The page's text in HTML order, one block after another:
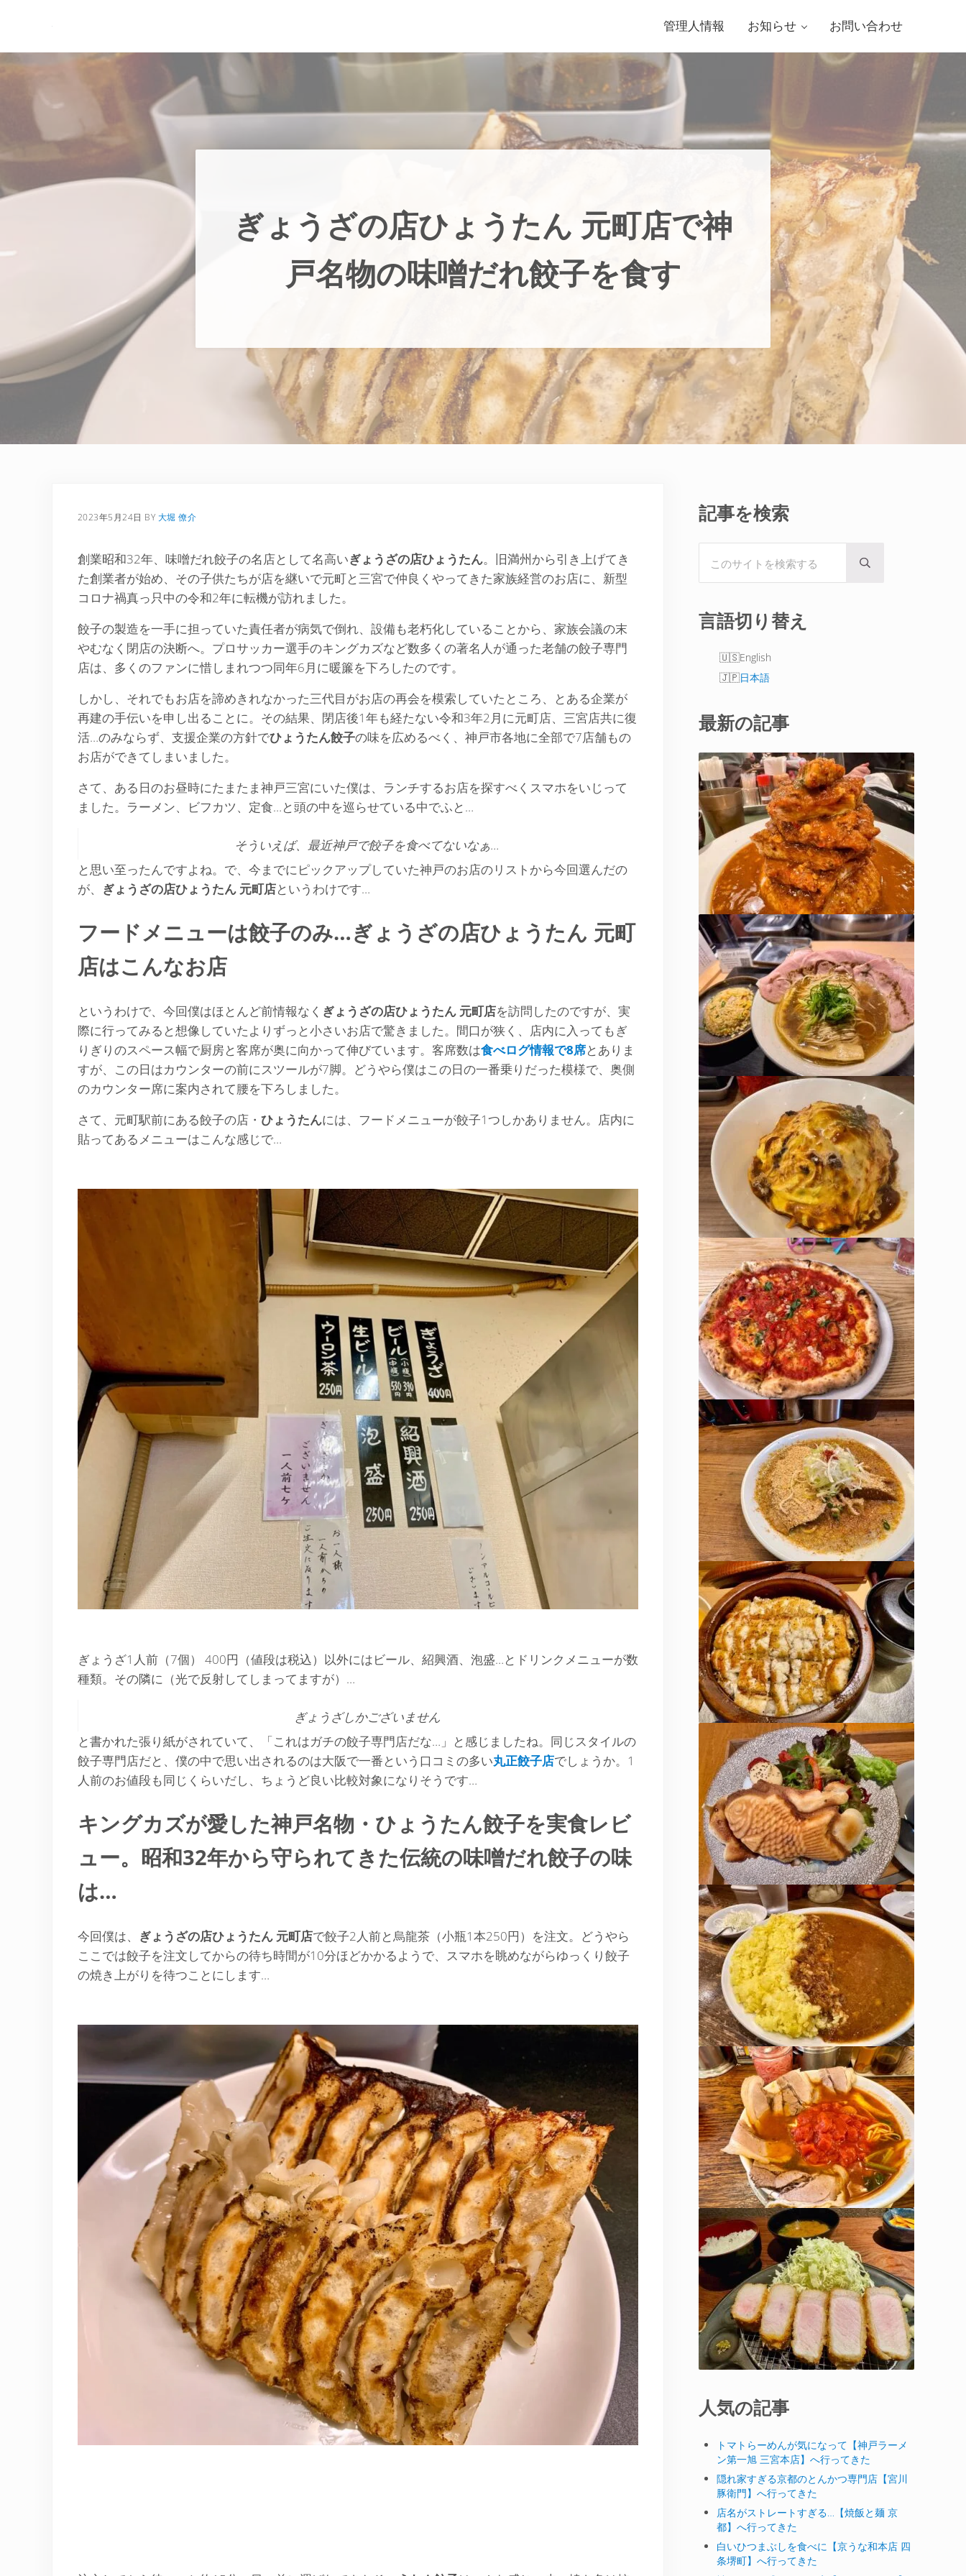
管理人情報 お知らせ お問い合わせ
ぎょうざの店ひょうたん 元町店で神
戸名物の味噌だれ餃子を食す
2023年5月24日 BY 大堀 僚介
創業昭和32年、味噌だれ餃子の名店として名高いぎょうざの店ひょうたん。旧満州から引き上げてき
た創業者が始め、その子供たちが店を継いで元町と三宮で仲良くやってきた家族経営のお店に、新型
コロナ禍真っ只中の令和2年に転機が訪れました。
餃子の製造を一手に担っていた責任者が病気で倒れ、設備も老朽化していることから、家族会議の末
やむなく閉店の決断へ。プロサッカー選手のキングカズなど数多くの著名人が通った老舗の餃子専門
店は、多くのファンに惜しまれつつ同年6月に暖簾を下ろしたのです。
しかし、それでもお店を諦めきれなかった三代目がお店の再会を模索していたところ、とある企業が
再建の手伝いを申し出ることに。その結果、閉店後1年も経たない令和3年2月に元町店、三宮店共に復
活…のみならず、支援企業の方針でひょうたん餃子の味を広めるべく、神戸市各地に全部で7店舗もの
お店ができてしまいました。
さて、ある日のお昼時にたまたま神戸三宮にいた僕は、ランチするお店を探すべくスマホをいじって
ました。ラーメン、ビフカツ、定食…と頭の中を巡らせている中でふと…
そういえば、最近神戸で餃子を食べてないなぁ…
と思い至ったんですよね。で、今までにピックアップしていた神戸のお店のリストから今回選んだの
が、 ぎょうざの店ひょうたん 元町店というわけです…
フードメニューは餃子のみ…ぎょうざの店ひょうたん 元町
店はこんなお店
というわけで、今回僕はほとんど前情報なく ぎょうざの店ひょうたん 元町店を訪問したのですが、実
際に行ってみると想像していたよりずっと小さいお店で驚きました。間口が狭く、店内に入ってもぎ
りぎりのスペース幅で厨房と客席が奥に向かって伸びています。客席数は食べログ情報で8席とありま
すが、この日はカウンターの前にスツールが7脚。どうやら僕はこの日の一番乗りだった模様で、奥側
のカウンター席に案内されて腰を下ろしました。
さて、元町駅前にある餃子の店・ ひょうたんには、フードメニューが餃子1つしかありません。店内に
貼ってあるメニューはこんな感じで…
ぎょうざ1人前（7個） 400円（値段は税込）以外にはビール、紹興酒、泡盛…とドリンクメニューが数
種類。その隣に（光で反射してしまってますが）…
ぎょうざしかございません
と書かれた張り紙がされていて、「これはガチの餃子専門店だな…」と感じましたね。同じスタイルの
餃子専門店だと、僕の中で思い出されるのは大阪で一番という口コミの多い丸正餃子店でしょうか。1
人前のお値段も同じくらいだし、ちょうど良い比較対象になりそうです…
キングカズが愛した神戸名物・ひょうたん餃子を実食レビ
ュー。昭和32年から守られてきた伝統の味噌だれ餃子の味
は…
今回僕は、 ぎょうざの店ひょうたん 元町店で餃子2人前と烏龍茶（小瓶1本250円）を注文。どうやら
ここでは餃子を注文してからの待ち時間が10分ほどかかるようで、スマホを眺めながらゆっくり餃子
の焼き上がりを待つことにします…
Sidebar
記事を検索
Submit search
言語切り替え
English
日本語
最新の記事
人気の記事
トマトらーめんが気になって【神戸ラーメ
ン第一旭 三宮本店】へ行ってきた
隠れ家すぎる京都のとんかつ専門店【宮川
豚衛門】へ行ってきた
店名がストレートすぎる…【焼飯と麺 京
都】へ行ってきた
白いひつまぶしを食べに【京うな和本店 四
条堺町】へ行ってきた